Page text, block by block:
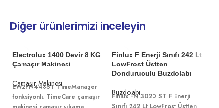
Diğer ürünlerimizi inceleyin
Electrolux 1400 Devir 8 KG
Çamaşır Makinesi
Çamaşır Makinesi
EW2FN448ST TimeManager
fonksiyonlu TimeCare çamaşır
Finlux F Enerji Sınıfı 242 Lt
LowFrost Üstten
Donduruculu Buzdolabı
Buzdolabı
Finlux FN 3020 ST F Enerji
Sınıfı 242 Lt LowFrost Üstten